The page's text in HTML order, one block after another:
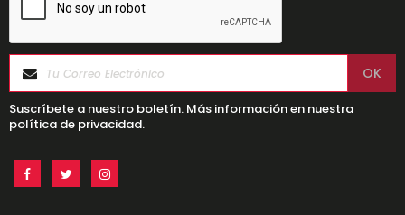
Suscríbete a nuestro boletín. Más información en nuestra
política de privacidad.